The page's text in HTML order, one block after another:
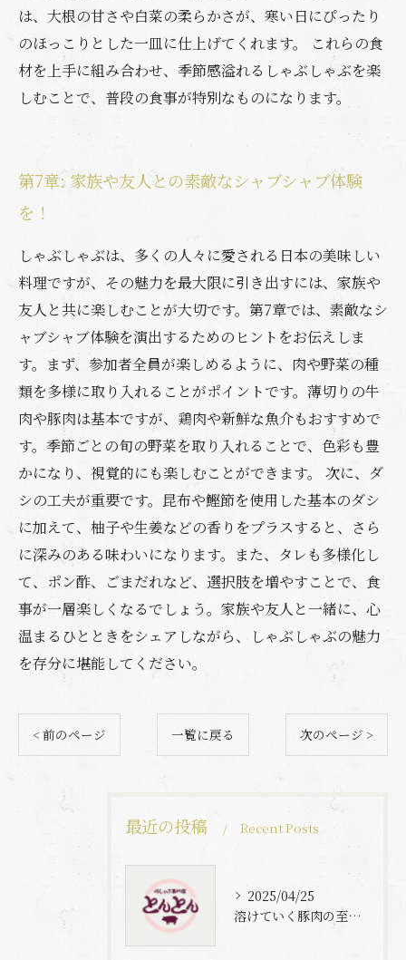
は、大根の甘さや白菜の柔らかさが、寒い日にぴったり
のほっこりとした一皿に仕上げてくれます。 これらの食
材を上手に組み合わせ、季節感溢れるしゃぶしゃぶを楽
しむことで、普段の食事が特別なものになります。
第7章: 家族や友人との素敵なシャブシャブ体験
を！
しゃぶしゃぶは、多くの人々に愛される日本の美味しい
料理ですが、その魅力を最大限に引き出すには、家族や
友人と共に楽しむことが大切です。第7章では、素敵なシ
ャブシャブ体験を演出するためのヒントをお伝えしま
す。まず、参加者全員が楽しめるように、肉や野菜の種
類を多様に取り入れることがポイントです。薄切りの牛
肉や豚肉は基本ですが、鶏肉や新鮮な魚介もおすすめで
す。季節ごとの旬の野菜を取り入れることで、色彩も豊
かになり、視覚的にも楽しむことができます。 次に、ダ
シの工夫が重要です。昆布や鰹節を使用した基本のダシ
に加えて、柚子や生姜などの香りをプラスすると、さら
に深みのある味わいになります。また、タレも多様化し
て、ポン酢、ごまだれなど、選択肢を増やすことで、食
事が一層楽しくなるでしょう。家族や友人と一緒に、心
温まるひとときをシェアしながら、しゃぶしゃぶの魅力
を存分に堪能してください。
< 前のページ 一覧に戻る 次のページ >
最近の投稿 Recent Posts
2025/04/25
溶けていく豚肉の至福体験